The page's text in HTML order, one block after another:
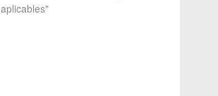
aplicables"